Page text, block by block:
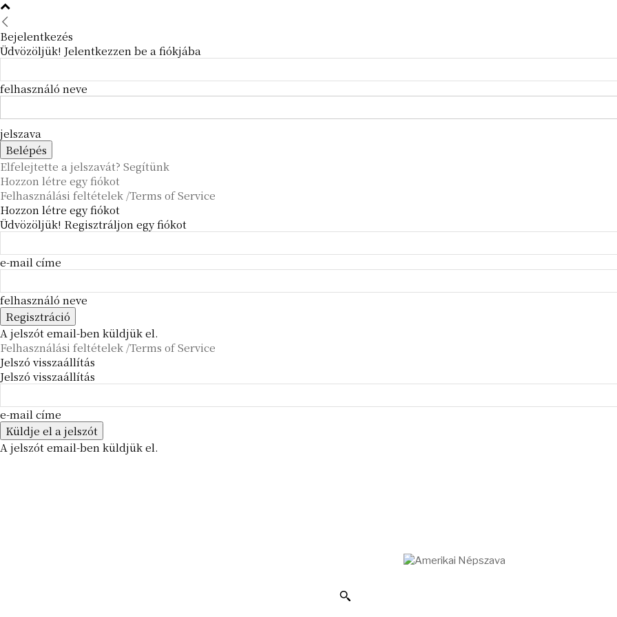
Bejelentkezés
Üdvözöljük! Jelentkezzen be a fiókjába
felhasználó neve
jelszava
Elfelejtette a jelszavát? Segítünk
Hozzon létre egy fiókot
Felhasználási feltételek /Terms of Service
Hozzon létre egy fiókot
Üdvözöljük! Regisztráljon egy fiókot
e-mail címe
felhasználó neve
A jelszót email-ben küldjük el.
Felhasználási feltételek /Terms of Service
Jelszó visszaállítás
Jelszó visszaállítás
e-mail címe
A jelszót email-ben küldjük el.